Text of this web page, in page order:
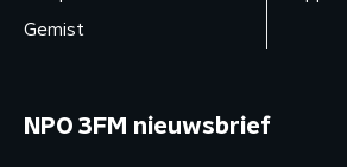
Gemist
NPO 3FM nieuwsbrief